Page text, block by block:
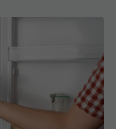
ușa frigiderului. NU,